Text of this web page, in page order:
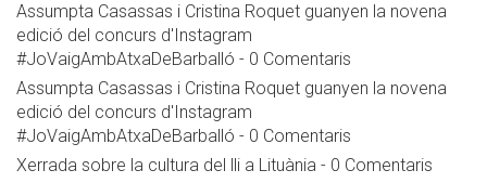
Assumpta Casassas i Cristina Roquet guanyen la novena
edició del concurs d'Instagram
#JoVaigAmbAtxaDeBarballó - 0 Comentaris
Assumpta Casassas i Cristina Roquet guanyen la novena
edició del concurs d'Instagram
#JoVaigAmbAtxaDeBarballó - 0 Comentaris
Xerrada sobre la cultura del lli a Lituània - 0 Comentaris